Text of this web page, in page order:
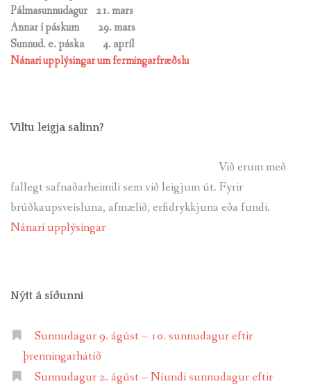
Pálmasunnudagur 21. mars
Annar í páskum 29. mars
Sunnud. e. páska 4. apríl
Nánari upplýsingar um fermingarfræðslu
Viltu leigja salinn?
Við erum með
fallegt safnaðarheimili sem við leigjum út. Fyrir
brúðkaupsveisluna, afmælið, erfidrykkjuna eða fundi.
Nánari upplýsingar
Nýtt á síðunni
Sunnudagur 9. ágúst – 10. sunnudagur eftir
þrenningarhátíð
Sunnudagur 2. ágúst – Níundi sunnudagur eftir